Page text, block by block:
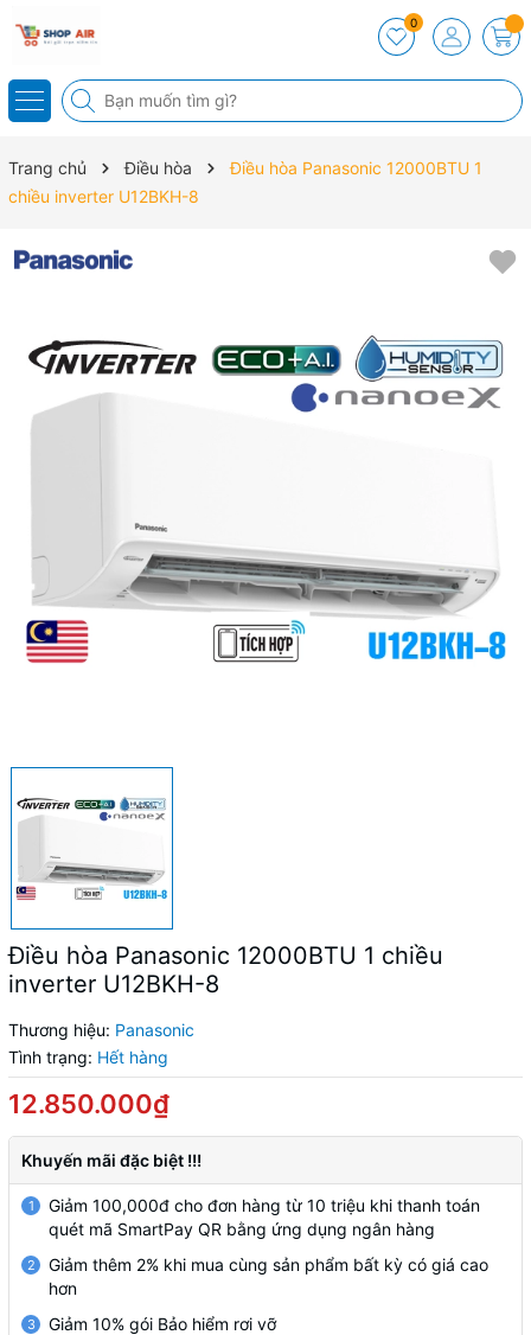
0
Trang chủ Điều hòa
Điều hòa Panasonic 12000BTU 1
chiều inverter U12BKH-8
Điều hòa Panasonic 12000BTU 1 chiều
inverter U12BKH-8
Thương hiệu: Panasonic
Tình trạng: Hết hàng
12.850.000₫
Khuyến mãi đặc biệt !!!
1
Giảm 100,000đ cho đơn hàng từ 10 triệu khi thanh toán
quét mã SmartPay QR bằng ứng dụng ngân hàng
2
Giảm thêm 2% khi mua cùng sản phẩm bất kỳ có giá cao
hơn
3 Giảm 10% gói Bảo hiểm rơi vỡ